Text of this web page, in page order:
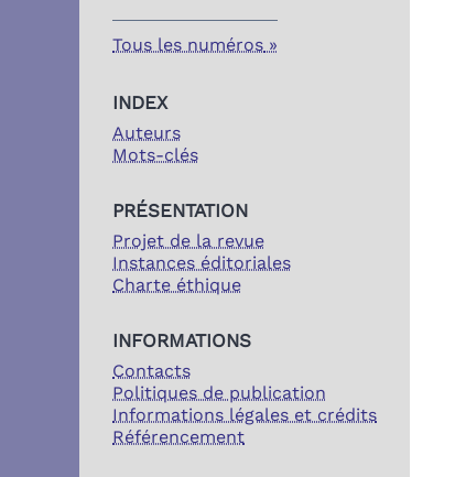
Tous les numéros
INDEX
Auteurs
Mots-clés
PRÉSENTATION
Projet de la revue
Instances éditoriales
Charte éthique
INFORMATIONS
Contacts
Politiques de publication
Informations légales et crédits
Référencement